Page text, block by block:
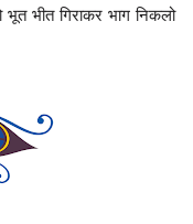
भीत गिराकर भाग निकलो